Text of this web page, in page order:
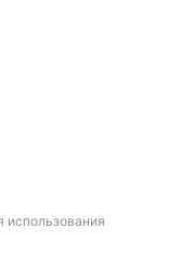
использования